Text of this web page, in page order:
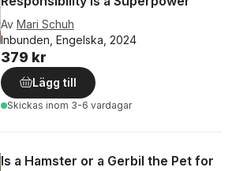
Av Mari Schuh
Inbunden, Engelska, 2024
379 kr
Lägg till
Skickas inom 3-6 vardagar
Is a Hamster or a Gerbil the Pet for